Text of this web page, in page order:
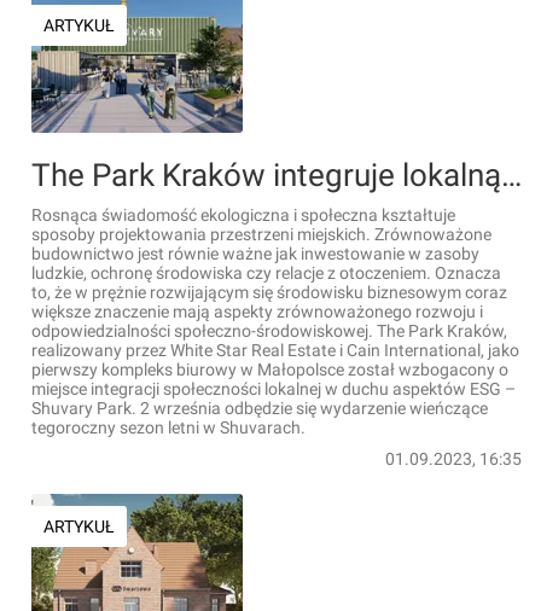
ARTYKUŁ
The Park Kraków integruje lokalną społeczność w duchu zrównoważonego rozwoju
Rosnąca świadomość ekologiczna i społeczna kształtuje
sposoby projektowania przestrzeni miejskich. Zrównoważone
budownictwo jest równie ważne jak inwestowanie w zasoby
ludzkie, ochronę środowiska czy relacje z otoczeniem. Oznacza
to, że w prężnie rozwijającym się środowisku biznesowym coraz
większe znaczenie mają aspekty zrównoważonego rozwoju i
odpowiedzialności społeczno-środowiskowej. The Park Kraków,
realizowany przez White Star Real Estate i Cain International, jako
pierwszy kompleks biurowy w Małopolsce został wzbogacony o
miejsce integracji społeczności lokalnej w duchu aspektów ESG –
Shuvary Park. 2 września odbędzie się wydarzenie wieńczące
tegoroczny sezon letni w Shuvarach.
01.09.2023, 16:35
ARTYKUŁ